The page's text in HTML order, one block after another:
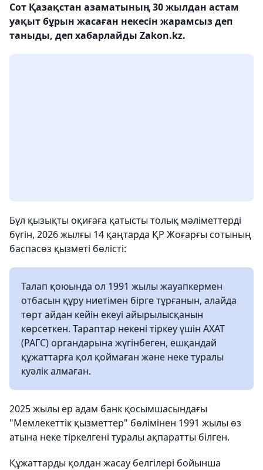
Сот Қазақстан азаматының 30 жылдан астам
уақыт бұрын жасаған некесін жарамсыз деп
таныды, деп хабарлайды Zakon.kz.
Бұл қызықты оқиғаға қатысты толық мәліметтерді
бүгін, 2026 жылғы 14 қаңтарда ҚР Жоғарғы сотының
баспасөз қызметі бөлісті:
Талап қоюында ол 1991 жылы жауапкермен
отбасын құру ниетімен бірге тұрғанын, алайда
төрт айдан кейін екеуі айырылысқанын
көрсеткен. Тараптар некені тіркеу үшін АХАТ
(РАГС) органдарына жүгінбеген, ешқандай
құжаттарға қол қоймаған және неке туралы
куәлік алмаған.
2025 жылы ер адам банк қосымшасындағы
"Мемлекеттік қызметтер" бөлімінен 1991 жылы өз
атына неке тіркелгені туралы ақпаратты білген.
Құжаттарды қолдан жасау белгілері бойынша